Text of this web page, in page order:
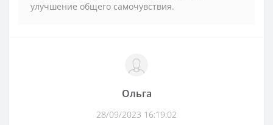
улучшение общего самочувствия.
Ольга
28/09/2023 16:19:02